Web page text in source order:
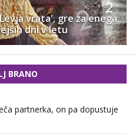
vrata', gre za enega
dni v letu
BRANO
partnerka, on pa dopustuje